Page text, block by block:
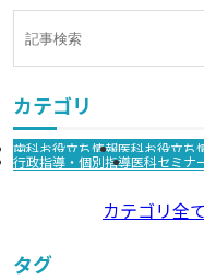
カテゴリ
歯科お役立ち情報医科お役立ち
行政指導・個別指導医科セミナ
カテゴリ全
タグ